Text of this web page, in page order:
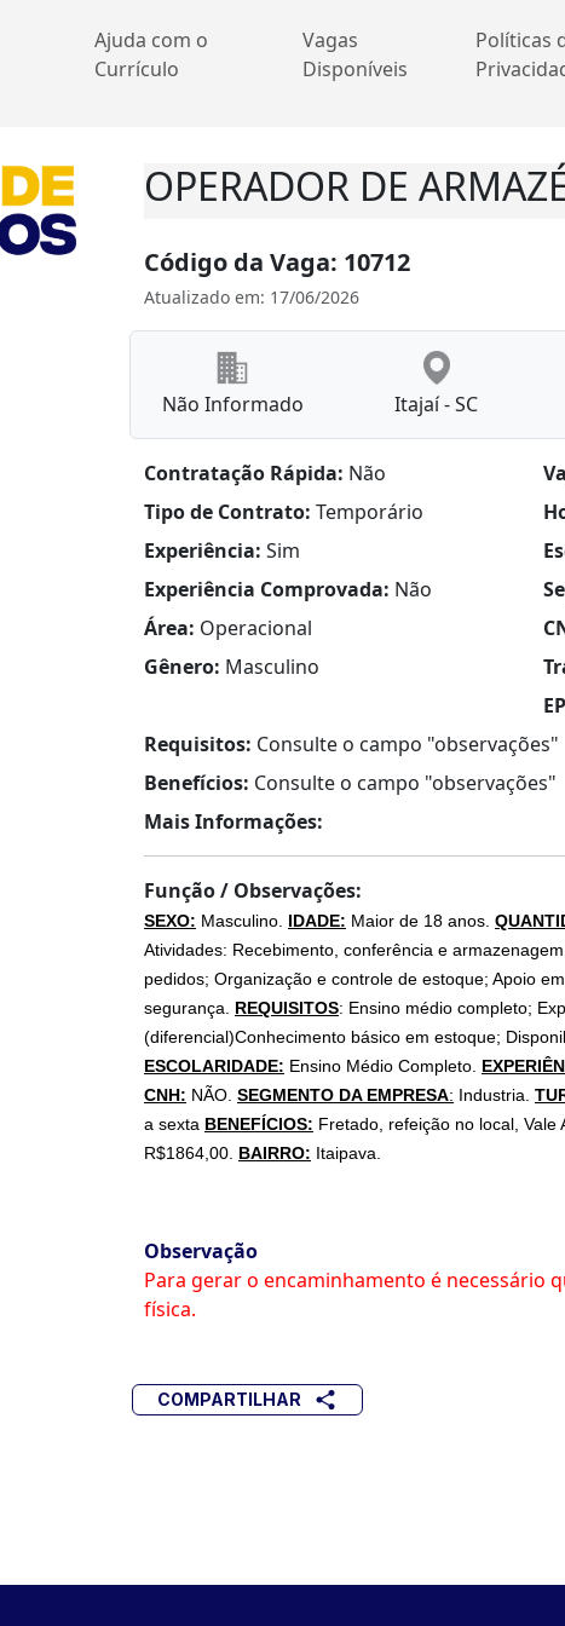
Ajuda com o
Currículo
Vagas
Disponíveis
Políticas
OPERADOR DE
Código da Vaga: 10712
Atualizado em: 17/06/2026
Não Informado Itajaí - SC
Contratação Rápida: Não
Tipo de Contrato: Temporário
Experiência: Sim
Experiência Comprovada: Não
Área: Operacional
Gênero: Masculino
Requisitos: Consulte o campo "observações"
Benefícios: Consulte o campo "observações"
Mais Informações:
Função / Observações:
SEXO: Masculino. IDADE: Maior de 18 anos.
Atividades: Recebimento, conferência e
pedidos; Organização e controle de estoque; Apoio
segurança. REQUISITOS: Ensino médio completo;
(diferencial)Conhecimento básico em estoque;
ESCOLARIDADE: Ensino Médio Completo.
CNH: NÃO. SEGMENTO DA EMPRESA: Industria.
a sexta BENEFÍCIOS: Fretado, refeição no local, Vale
R$1864,00. BAIRRO: Itaipava.
Observação
Para gerar o encaminhamento é necessário
física.
COMPARTILHAR